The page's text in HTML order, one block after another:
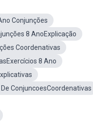
Conjunções
8 AnoExplicação
Coordenativas
8 Ano
De ConjuncoesCoordenativas